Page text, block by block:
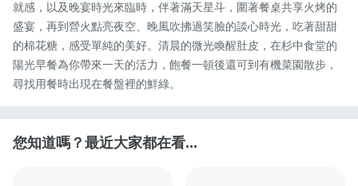
就感，以及晚宴時光來臨時，伴著滿天星斗，圍著餐桌共享火烤的
盛宴，再到營火點亮夜空、晚風吹拂過笑臉的談心時光，吃著甜甜
的棉花糖，感受單純的美好。清晨的微光喚醒肚皮，在杉中食堂的
陽光早餐為你帶來一天的活力，飽餐一頓後還可到有機菜園散步，
尋找用餐時出現在餐盤裡的鮮綠。
您知道嗎？最近大家都在看...